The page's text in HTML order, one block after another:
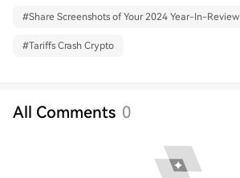
#Share Screenshots of Your 2024 Year-In-Review
#Tariffs Crash Crypto
All Comments 0